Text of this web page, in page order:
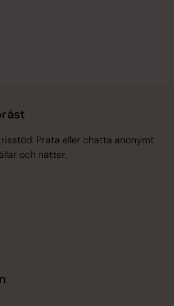
Prata eller chatta anonymt
och nätter.